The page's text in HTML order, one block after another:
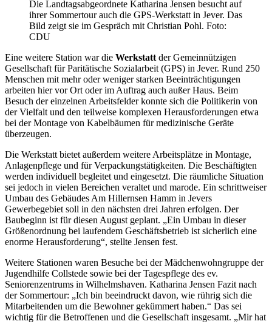
Die Landtagsabgeordnete Katharina Jensen besucht auf
ihrer Sommertour auch die GPS-Werkstatt in Jever. Das
Bild zeigt sie im Gespräch mit Christian Pohl. Foto:
CDU
Eine weitere Station war die Werkstattder Gemeinnützigen
Gesellschaft für Paritätische Sozialarbeit (GPS) in Jever. Rund 250
Menschen mit mehr oder weniger starken Beeinträchtigungen
arbeiten hier vor Ort oder im Auftrag auch außer Haus. Beim
Besuch der einzelnen Arbeitsfelder konnte sich die Politikerin von
der Vielfalt und den teilweise komplexen Herausforderungen etwa
bei der Montage von Kabelbäumen für medizinische Geräte
überzeugen.
Die Werkstatt bietet außerdem weitere Arbeitsplätze in Montage,
Anlagenpflege und für Verpackungstätigkeiten. Die Beschäftigten
werden individuell begleitet und eingesetzt. Die räumliche Situation
sei jedoch in vielen Bereichen veraltet und marode. Ein schrittweiser
Umbau des Gebäudes Am Hillernsen Hamm in Jevers
Gewerbegebiet soll in den nächsten drei Jahren erfolgen. Der
Baubeginn ist für diesen August geplant. „Ein Umbau in dieser
Größenordnung bei laufendem Geschäftsbetrieb ist sicherlich eine
enorme Herausforderung“, stellte Jensen fest.
Weitere Stationen waren Besuche bei der Mädchenwohngruppe der
Jugendhilfe Collstede sowie bei der Tagespflege des ev.
Seniorenzentrums in Wilhelmshaven. Katharina Jensen Fazit nach
der Sommertour: „Ich bin beeindruckt davon, wie rührig sich die
Mitarbeitenden um die Bewohner gekümmert haben.“ Das sei
wichtig für die Betroffenen und die Gesellschaft insgesamt. „Mir hat